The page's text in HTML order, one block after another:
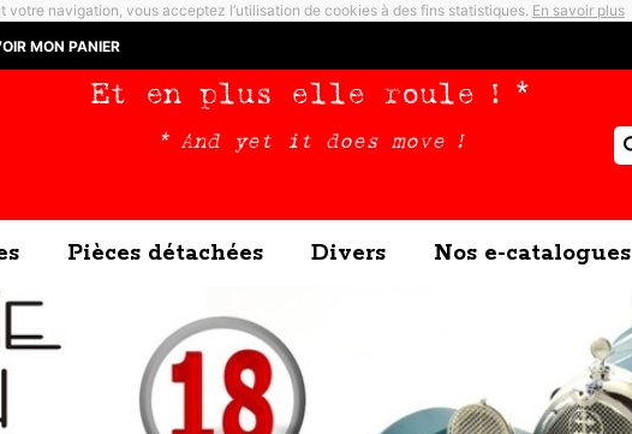
votre navigation, vous acceptez l’utilisation de cookies à des fins statistiques. En savoir plus
MON PANIER
Pièces détachées Divers Nos e-catalogues
Et en plus elle roule ! *
* And yet it does move !